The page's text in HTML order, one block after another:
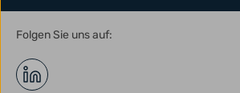
Folgen Sie uns auf: